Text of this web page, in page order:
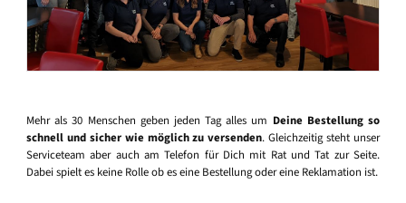
Mehr als 30 Menschen geben jeden Tag alles um Deine Bestellung so
schnell und sicher wie möglich zu versenden. Gleichzeitig steht unser
Serviceteam aber auch am Telefon für Dich mit Rat und Tat zur Seite.
Dabei spielt es keine Rolle ob es eine Bestellung oder eine Reklamation ist.